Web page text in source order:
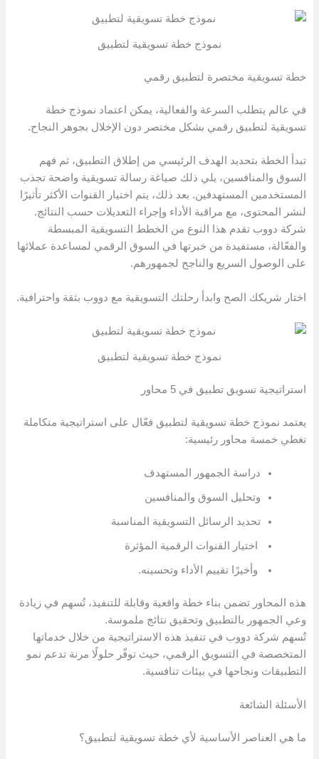
نموذج خطة تسويقية لتطبيق
خطة تسويقية مختصرة لتطبيق رقمي
في عالم يتطلب السرعة والفعالية، يمكن اعتماد نموذج خطة
تسويقية لتطبيق رقمي بشكل مختصر دون الإخلال بجوهر النجاح.
تبدأ الخطة بتحديد الهدف الرئيسي من إطلاق التطبيق، ثم فهم
السوق والمنافسين، يلي ذلك صياغة رسالة تسويقية واضحة تجذب
المستخدمين المستهدفين. بعد ذلك، يتم اختيار القنوات الأكثر تأثيرًا
لنشر المحتوى، مع مراقبة الأداء وإجراء التعديلات حسب النتائج.
شركة دووب تقدم هذا النوع من الخطط التسويقية المبسطة
والفعّالة، مستفيدة من خبرتها في السوق الرقمي لمساعدة عملائها
على الوصول السريع والناجح لجمهورهم.
اختار شريكك الصح وابدأ رحلتك التسويقية مع دووب بثقة واحترافية.
نموذج خطة تسويقية لتطبيق
استراتيجية تسويق تطبيق في 5 محاور
يعتمد نموذج خطة تسويقية لتطبيق فعّال على استراتيجية متكاملة
تغطي خمسة محاور رئيسية:
دراسة الجمهور المستهدف
وتحليل السوق والمنافسين
تحديد الرسائل التسويقية المناسبة
اختيار القنوات الرقمية المؤثرة
وأخيرًا تقييم الأداء وتحسينه.
هذه المحاور تضمن بناء خطة واقعية وقابلة للتنفيذ، تُسهم في زيادة
وعي الجمهور بالتطبيق وتحقيق نتائج ملموسة.
تُسهم شركة دووب في تنفيذ هذه الاستراتيجية من خلال خدماتها
المتخصصة في التسويق الرقمي، حيث توفّر حلولًا مرنة تدعم نمو
التطبيقات ونجاحها في بيئات تنافسية.
الأسئلة الشائعة
ما هي العناصر الأساسية لأي خطة تسويقية لتطبيق؟